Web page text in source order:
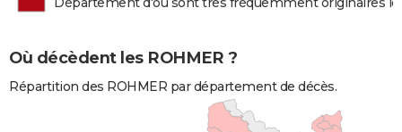
Où décèdent les ROHMER ?
Répartition des ROHMER par département de décès.